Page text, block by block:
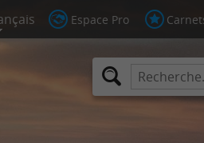
Espace Pro